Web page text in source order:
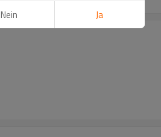
Nein Ja